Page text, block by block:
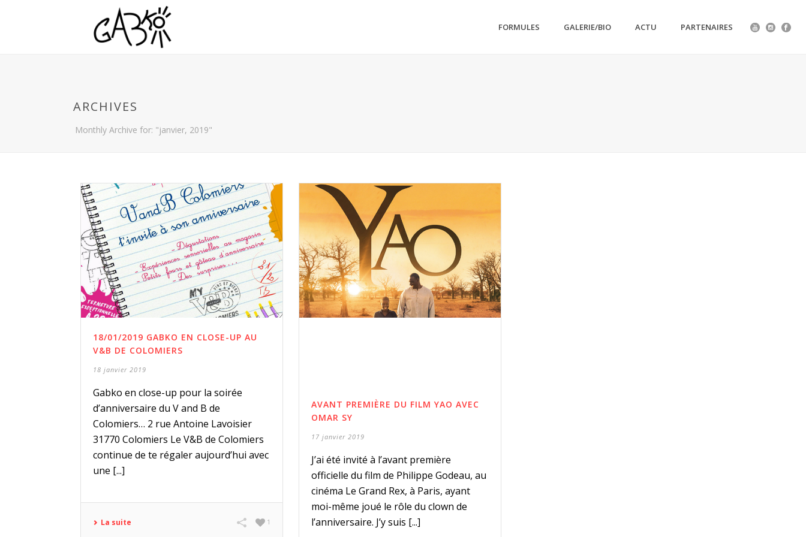
FORMULES GALERIE/BIO ACTU PARTENAIRES
ARCHIVES
Monthly Archive for: "janvier, 2019"
18/01/2019 GABKO EN CLOSE-UP AU
V&B DE COLOMIERS
18 janvier 2019
Gabko en close-up pour la soirée
d’anniversaire du V and B de
Colomiers… 2 rue Antoine Lavoisier
31770 Colomiers Le V&B de Colomiers
continue de te régaler aujourd’hui avec
une [...]
La suite 1
AVANT PREMIÈRE DU FILM YAO AVEC
OMAR SY
17 janvier 2019
J’ai été invité à l’avant première
officielle du film de Philippe Godeau, au
cinéma Le Grand Rex, à Paris, ayant
moi-même joué le rôle du clown de
l’anniversaire. J’y suis [...]